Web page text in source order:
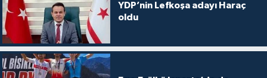
YDP’nin Lefkoşa adayı Haraç
oldu